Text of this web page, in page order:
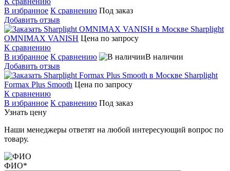
В избранное К сравнению Под заказ
Добавить отзыв
Sharplight
OMNIMAX VANISH Цена по запросу
К сравнению
В избранное К сравнению
В наличии
Добавить отзыв
Sharplight
Formax Plus Smooth Цена по запросу
К сравнению
В избранное К сравнению Под заказ
Узнать цену
Наши менеджеры ответят на любой интересующий вопрос по
товару.
ФИО*